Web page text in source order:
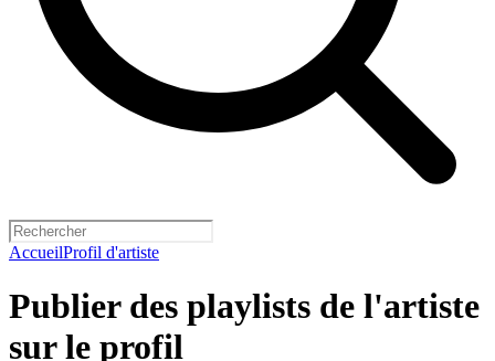
AccueilProfil d'artiste
Publier des playlists de l'artiste
sur le profil